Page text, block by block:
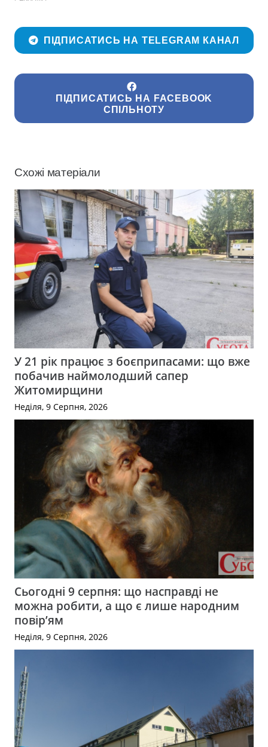
ПІДПИСАТИСЬ НА TELEGRAM КАНАЛ
ПІДПИСАТИСЬ НА FACEBOOK
СПІЛЬНОТУ
Схожі матеріали
У 21 рік працює з боєприпасами: що вже
побачив наймолодший сапер
Житомирщини
Неділя, 9 Серпня, 2026
Сьогодні 9 серпня: що насправді не
можна робити, а що є лише народним
повір’ям
Неділя, 9 Серпня, 2026